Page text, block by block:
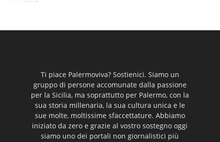
Ti piace Palermoviva? Sostienici. Siamo un
gruppo di persone accomunate dalla passione
per la Sicilia, ma soprattutto per Palermo, con la
sua storia millenaria, la sua cultura unica e le
sue molte, moltissime sfaccettature. Abbiamo
iniziato da zero e grazie al vostro sostegno oggi
siamo uno dei portali non giornalistici più